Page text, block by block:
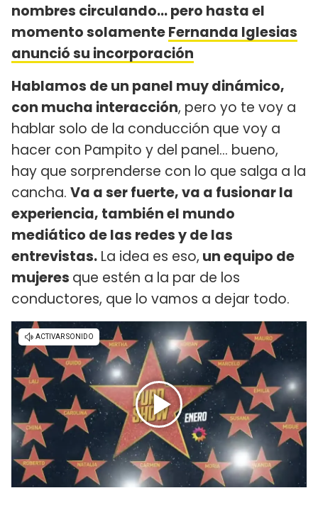
nombres circulando… pero hasta el
momento solamenteFernanda Iglesias
anunció su incorporación
Hablamos de un panel muy dinámico,
con mucha interacción, pero yo te voy a
hablar solo de la conducción que voy a
hacer con Pampito y del panel... bueno,
hay que sorprenderse con lo que salga a la
cancha. Va a ser fuerte, va a fusionar la
experiencia, también el mundo
mediático de las redes y de las
entrevistas. La idea es eso, un equipo de
mujeres que estén a la par de los
conductores, que lo vamos a dejar todo.